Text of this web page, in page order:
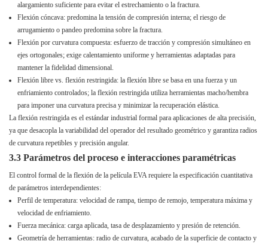
alargamiento suficiente para evitar el estrechamiento o la fractura.
Flexión cóncava: predomina la tensión de compresión interna; el riesgo de
arrugamiento o pandeo predomina sobre la fractura.
Flexión por curvatura compuesta: esfuerzo de tracción y compresión simultáneo en
ejes ortogonales; exige calentamiento uniforme y herramientas adaptadas para
mantener la fidelidad dimensional.
Flexión libre vs. flexión restringida: la flexión libre se basa en una fuerza y ​​un
enfriamiento controlados; la flexión restringida utiliza herramientas macho/hembra
para imponer una curvatura precisa y minimizar la recuperación elástica.
La flexión restringida es el estándar industrial formal para aplicaciones de alta precisión,
ya que desacopla la variabilidad del operador del resultado geométrico y garantiza radios
de curvatura repetibles y precisión angular.
3.3 Parámetros del proceso e interacciones paramétricas
El control formal de la flexión de la película EVA requiere la especificación cuantitativa
de parámetros interdependientes:
Perfil de temperatura: velocidad de rampa, tiempo de remojo, temperatura máxima y
velocidad de enfriamiento.
Fuerza mecánica: carga aplicada, tasa de desplazamiento y presión de retención.
Geometría de herramientas: radio de curvatura, acabado de la superficie de contacto y